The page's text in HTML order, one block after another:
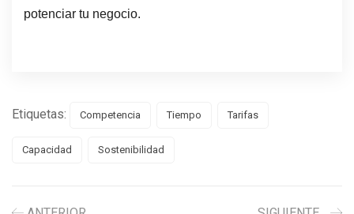
potenciar tu negocio.
Etiquetas: Competencia Tiempo Tarifas
Capacidad Sostenibilidad